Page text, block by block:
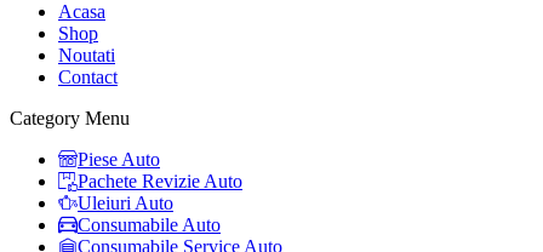
Acasa
Shop
Noutati
Contact
Category Menu
Piese Auto
Pachete Revizie Auto
Uleiuri Auto
Consumabile Auto
Consumabile Service Auto